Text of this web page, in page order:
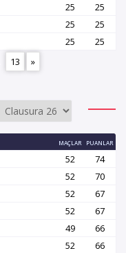
25
25
25
25
25
25
13 »
MAÇLAR PUANLAR
52
74
52
70
52
67
52
67
49
66
52
66